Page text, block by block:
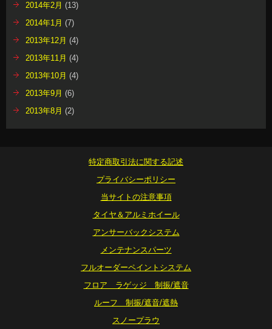
2014年2月 (13)
2014年1月 (7)
2013年12月 (4)
2013年11月 (4)
2013年10月 (4)
2013年9月 (6)
2013年8月 (2)
特定商取引法に関する記述
プライバシーポリシー
当サイトの注意事項
タイヤ＆アルミホイール
アンサーバックシステム
メンテナンスパーツ
フルオーダーペイントシステム
フロア ラゲッジ 制振/遮音
ルーフ 制振/遮音/遮熱
スノープラウ